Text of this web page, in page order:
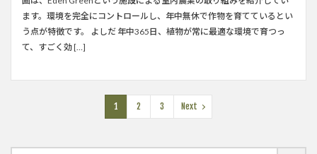
ます。環境を完全にコントロールし、年中無休で作物を育てているとい
う点が特徴です。 よしだ 年中365日、植物が常に最適な環境で育つっ
て、すごく効 […]
1 2 3 Next